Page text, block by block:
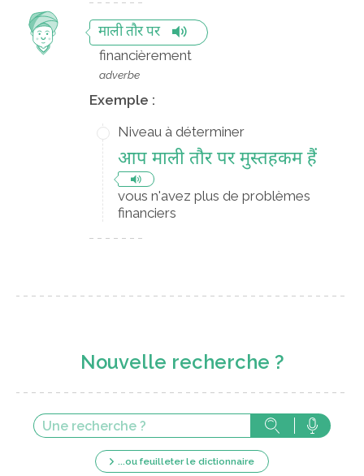
माली तौर पर
financièrement
adverbe
Exemple :
Niveau à déterminer
आप माली तौर पर मुस्तहकम हैं
vous n'avez plus de problèmes
financiers
Nouvelle recherche ?
...ou feuilleter le dictionnaire